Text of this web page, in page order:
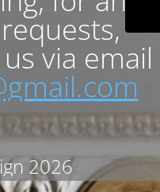
via email
2026